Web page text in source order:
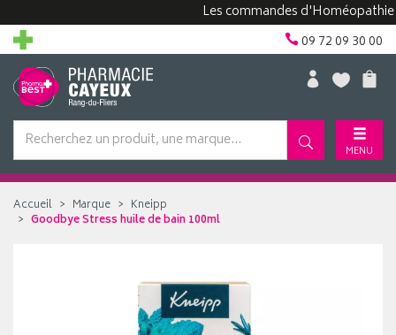
Les commandes d'Homéopathie
09 72 09 30 00
MENU
Accueil Marque
Kneipp
Goodbye Stress huile de bain 100ml